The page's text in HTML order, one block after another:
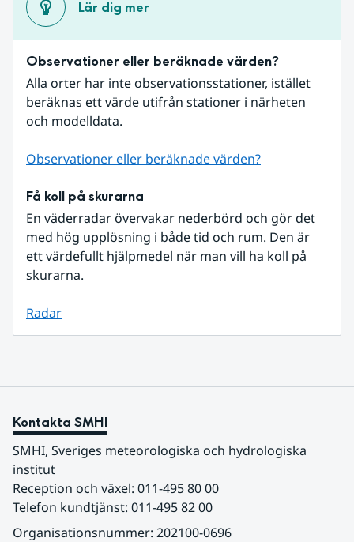
Lär dig mer
Observationer eller beräknade värden?
Alla orter har inte observationsstationer, istället
beräknas ett värde utifrån stationer i närheten
och modelldata.
Observationer eller beräknade värden?
Få koll på skurarna
En väderradar övervakar nederbörd och gör det
med hög upplösning i både tid och rum. Den är
ett värdefullt hjälpmedel när man vill ha koll på
skurarna.
Radar
Kontakta SMHI
SMHI, Sveriges meteorologiska och hydrologiska
institut
Reception och växel: 011-495 80 00
Telefon kundtjänst: 011-495 82 00
Organisationsnummer: 202100-0696